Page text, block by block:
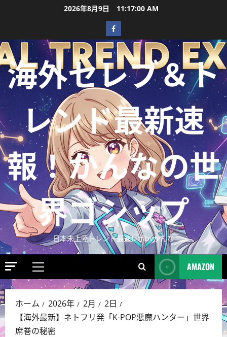
2026年8月9日 11:17:02 AM
海外セレブ＆ト
レンド最新速
報！かんなの世
界ゴシップ
日本未上陸トレンド最速レポbyかんな
AMAZON
ホーム 2026年 2月
2日
【海外最新】ネトフリ発「K-POP悪魔ハンター」世界
席巻の秘密